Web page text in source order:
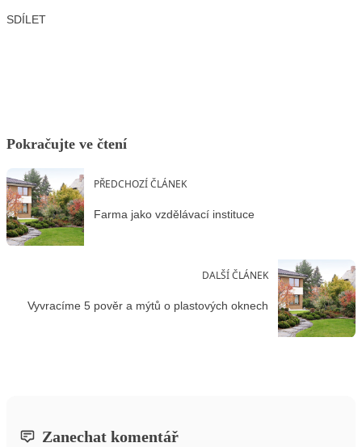
SDÍLET
Pokračujte ve čtení
PŘEDCHOZÍ ČLÁNEK
Farma jako vzdělávací instituce
DALŠÍ ČLÁNEK
Vyvracíme 5 pověr a mýtů o plastových oknech
Zanechat komentář